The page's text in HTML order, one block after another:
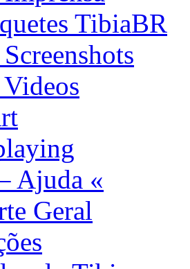
TibiaBR
Ajuda «
Geral